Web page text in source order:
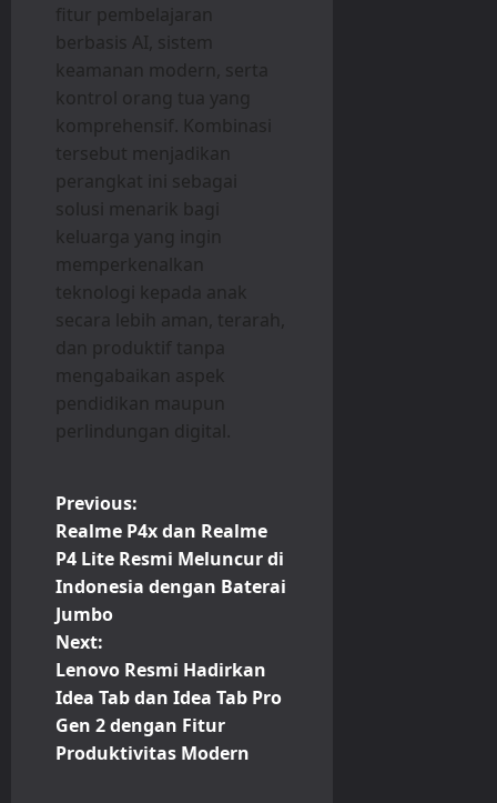
fitur pembelajaran
berbasis AI, sistem
keamanan modern, serta
kontrol orang tua yang
komprehensif. Kombinasi
tersebut menjadikan
perangkat ini sebagai
solusi menarik bagi
keluarga yang ingin
memperkenalkan
teknologi kepada anak
secara lebih aman, terarah,
dan produktif tanpa
mengabaikan aspek
pendidikan maupun
perlindungan digital.
P
o
s
t
n
a
Previous:
Realme P4x dan Realme
P4 Lite Resmi Meluncur di
Indonesia dengan Baterai
Jumbo
Next:
Lenovo Resmi Hadirkan
Idea Tab dan Idea Tab Pro
Gen 2 dengan Fitur
Produktivitas Modern